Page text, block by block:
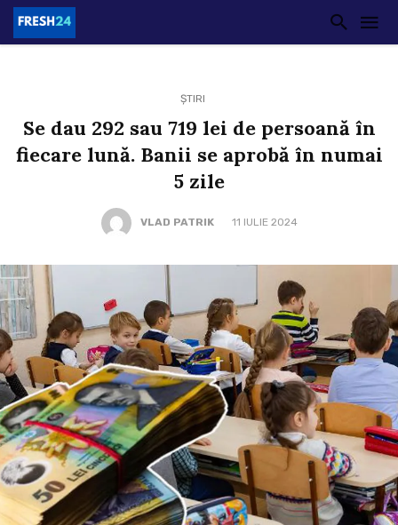
ȘTIRI
Se dau 292 sau 719 lei de persoană în
fiecare lună. Banii se aprobă în numai
5 zile
VLAD PATRIK 11 IULIE 2024